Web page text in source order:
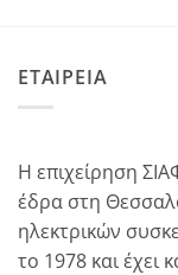
ΕΤΑΙΡΕΙΑ
Η επιχείρηση
έδρα στη
ηλεκτρικών
το 1978 και έχει